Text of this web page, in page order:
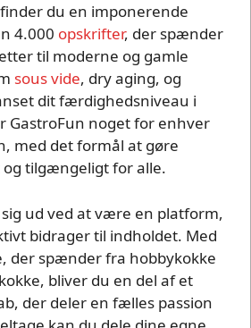
du en imponerende
4.000 opskrifter, der spænder
til moderne og gamle
sous vide, dry aging, og
dit færdighedsniveau i
GastroFun noget for enhver
med det formål at gøre
tilgængeligt for alle.
ud ved at være en platform,
bidrager til indholdet. Med
der spænder fra hobbykokke
bliver du en del af et
der deler en fælles passion